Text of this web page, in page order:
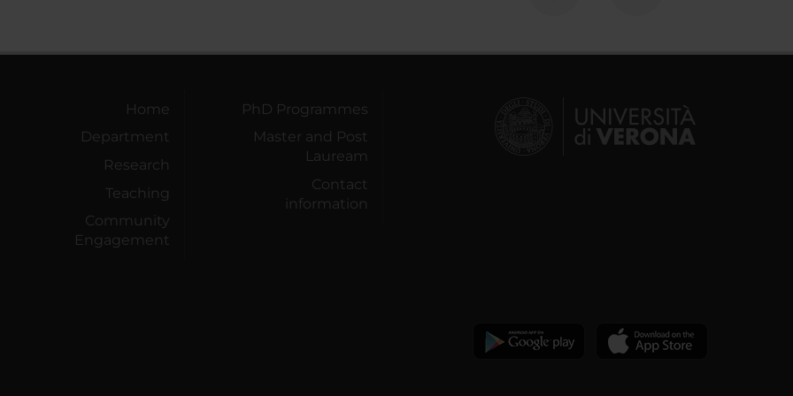
Home
Department
Research
Teaching
Community
Engagement
PhD Programmes
Master and Post
Lauream
Contact
information